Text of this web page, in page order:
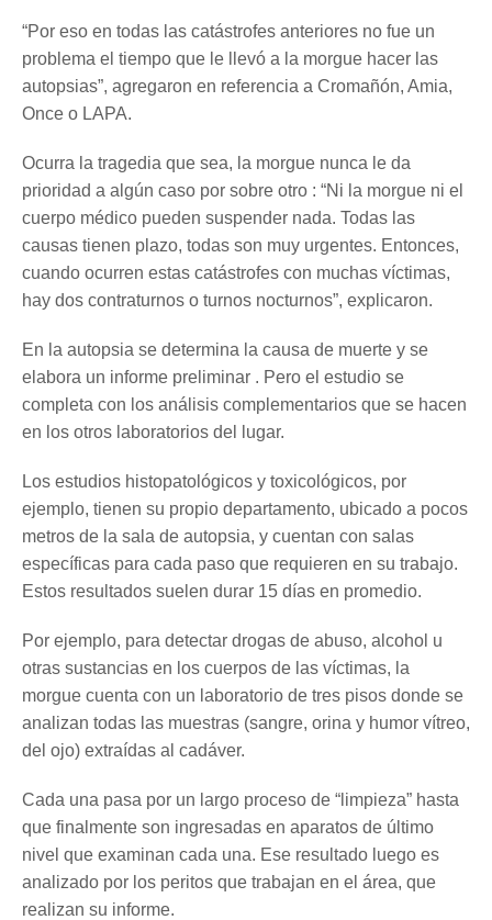
“Por eso en todas las catástrofes anteriores no fue un
problema el tiempo que le llevó a la morgue hacer las
autopsias”, agregaron en referencia a Cromañón, Amia,
Once o LAPA.
Ocurra la tragedia que sea, la morgue nunca le da
prioridad a algún caso por sobre otro : “Ni la morgue ni el
cuerpo médico pueden suspender nada. Todas las
causas tienen plazo, todas son muy urgentes. Entonces,
cuando ocurren estas catástrofes con muchas víctimas,
hay dos contraturnos o turnos nocturnos”, explicaron.
En la autopsia se determina la causa de muerte y se
elabora un informe preliminar . Pero el estudio se
completa con los análisis complementarios que se hacen
en los otros laboratorios del lugar.
Los estudios histopatológicos y toxicológicos, por
ejemplo, tienen su propio departamento, ubicado a pocos
metros de la sala de autopsia, y cuentan con salas
específicas para cada paso que requieren en su trabajo.
Estos resultados suelen durar 15 días en promedio.
Por ejemplo, para detectar drogas de abuso, alcohol u
otras sustancias en los cuerpos de las víctimas, la
morgue cuenta con un laboratorio de tres pisos donde se
analizan todas las muestras (sangre, orina y humor vítreo,
del ojo) extraídas al cadáver.
Cada una pasa por un largo proceso de “limpieza” hasta
que finalmente son ingresadas en aparatos de último
nivel que examinan cada una. Ese resultado luego es
analizado por los peritos que trabajan en el área, que
realizan su informe.